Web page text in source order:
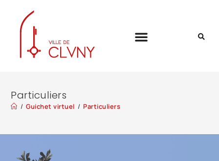
Particuliers
/ Guichet virtuel / Particuliers